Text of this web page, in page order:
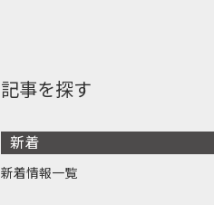
記事を探す
新着
新着情報一覧